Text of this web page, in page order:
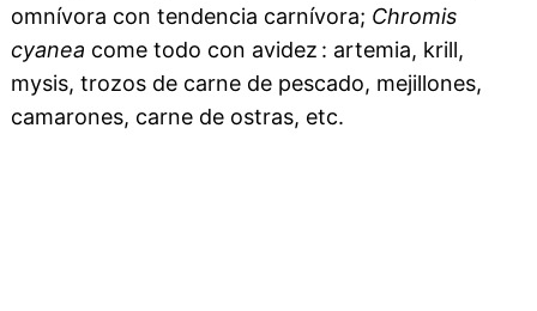
omnívora con tendencia carnívora; Chromis
cyanea come todo con avidez : artemia, krill,
mysis, trozos de carne de pescado, mejillones,
camarones, carne de ostras, etc.